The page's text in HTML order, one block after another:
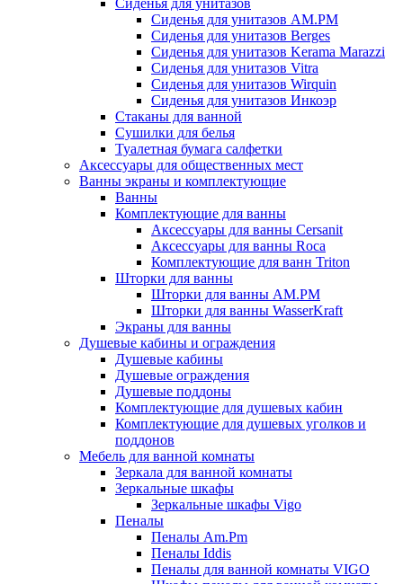
Сиденья для унитазов
Сиденья для унитазов AM.PM
Сиденья для унитазов Berges
Сиденья для унитазов Kerama Marazzi
Сиденья для унитазов Vitra
Сиденья для унитазов Wirquin
Сиденья для унитазов Инкоэр
Стаканы для ванной
Сушилки для белья
Туалетная бумага салфетки
Аксессуары для общественных мест
Ванны экраны и комплектующие
Ванны
Комплектующие для ванны
Аксессуары для ванны Cersanit
Аксессуары для ванны Roca
Комплектующие для ванн Triton
Шторки для ванны
Шторки для ванны AM.PM
Шторки для ванны WasserKraft
Экраны для ванны
Душевые кабины и ограждения
Душевые кабины
Душевые ограждения
Душевые поддоны
Комплектующие для душевых кабин
Комплектующие для душевых уголков и
поддонов
Мебель для ванной комнаты
Зеркала для ванной комнаты
Зеркальные шкафы
Зеркальные шкафы Vigo
Пеналы
Пеналы Am.Pm
Пеналы Iddis
Пеналы для ванной комнаты VIGO